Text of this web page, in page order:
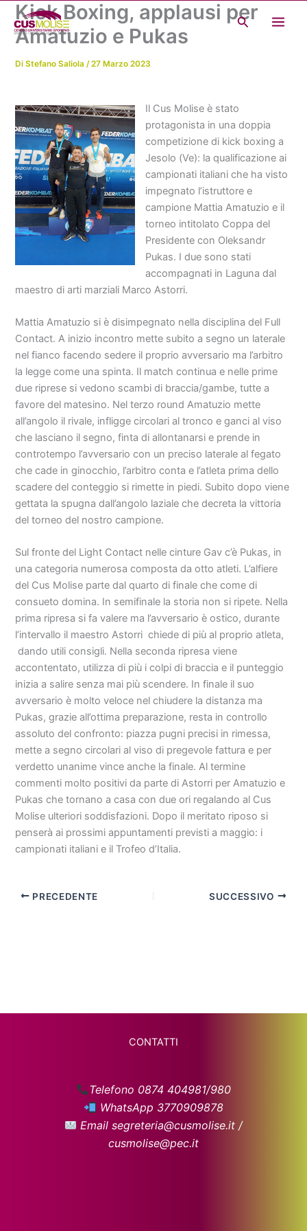
contenuto
Cerca
Kick Boxing, applausi per
Amatuzio e Pukas
DiStefano Saliola/27 Marzo 2023
Il Cus Molise è stato
protagonista in una doppia
competizione di kick boxing a
Jesolo (Ve): la qualificazione ai
campionati italiani che ha visto
impegnato l’istruttore e
campione Mattia Amatuzio e il
torneo intitolato Coppa del
Presidente con Oleksandr
Pukas. I due sono stati
accompagnati in Laguna dal
maestro di arti marziali Marco Astorri.
Mattia Amatuzio si è disimpegnato nella disciplina del Full
Contact. A inizio incontro mette subito a segno un laterale
nel fianco facendo sedere il proprio avversario ma l’arbitro
la legge come una spinta. Il match continua e nelle prime
due riprese si vedono scambi di braccia/gambe, tutte a
favore del matesino. Nel terzo round Amatuzio mette
all’angolo il rivale, infligge circolari al tronco e ganci al viso
che lasciano il segno, finta di allontanarsi e prende in
controtempo l’avversario con un preciso laterale al fegato
che cade in ginocchio, l’arbitro conta e l’atleta prima dello
scadere del conteggio si rimette in piedi. Subito dopo viene
gettata la spugna dall’angolo laziale che decreta la vittoria
del torneo del nostro campione.
Sul fronte del Light Contact nelle cinture Gav c’è Pukas, in
una categoria numerosa composta da otto atleti. L’alfiere
del Cus Molise parte dal quarto di finale che come di
consueto domina. In semifinale la storia non si ripete. Nella
prima ripresa si fa valere ma l’avversario è ostico, durante
l’intervallo il maestro Astorri chiede di più al proprio atleta,
dando utili consigli. Nella seconda ripresa viene
accontentato, utilizza di più i colpi di braccia e il punteggio
inizia a salire senza mai più scendere. In finale il suo
avversario è molto veloce nel chiudere la distanza ma
Pukas, grazie all’ottima preparazione, resta in controllo
assoluto del confronto: piazza pugni precisi in rimessa,
mette a segno circolari al viso di pregevole fattura e per
verdetto unanime vince anche la finale. Al termine
commenti molto positivi da parte di Astorri per Amatuzio e
Pukas che tornano a casa con due ori regalando al Cus
Molise ulteriori soddisfazioni. Dopo il meritato riposo si
penserà ai prossimi appuntamenti previsti a maggio: i
campionati italiani e il Trofeo d’Italia.
PRECEDENTE SUCCESSIVO
CONTATTI
Telefono 0874 404981/980
WhatsApp 3770909878
Email segreteria@cusmolise.it /
cusmolise@pec.it